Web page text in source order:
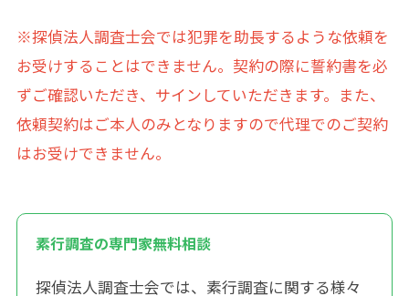
※探偵法人調査士会では犯罪を助長するような依頼を
お受けすることはできません。契約の際に誓約書を必
ずご確認いただき、サインしていただきます。また、
依頼契約はご本人のみとなりますので代理でのご契約
はお受けできません。
素行調査の専門家無料相談
探偵法人調査士会では、素行調査に関する様々